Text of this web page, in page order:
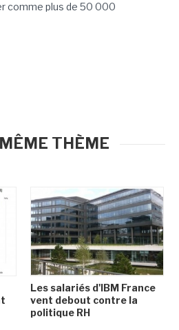
comme plus de 50 000
THÈME
Les salariés d'IBM France
vent debout contre la
politique RH